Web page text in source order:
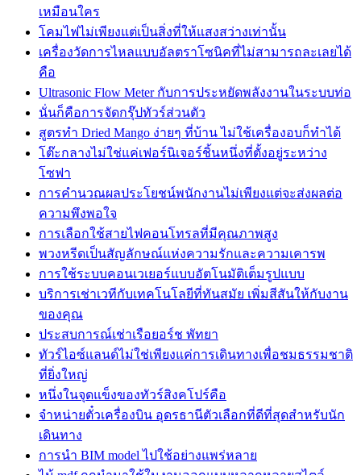
เหมือนใคร
โคมไฟไม่เพียงแต่เป็นสิ่งที่ให้แสงสว่างเท่านั้น
เครื่องวัดการไหลแบบอัลตราโซนิคที่ไม่สามารถละเลยได้
คือ
Ultrasonic Flow Meter กับการประหยัดพลังงานในระบบท่อ
นั่นก็คือการจัดกรุ๊ปทัวร์ส่วนตัว
สูตรทำ Dried Mango ง่ายๆ ที่บ้าน ไม่ใช้เครื่องอบก็ทำได้
โต๊ะกลางไม่ใช่แค่เฟอร์นิเจอร์ชิ้นหนึ่งที่ตั้งอยู่ระหว่าง
โซฟา
การคำนวณผลประโยชน์พนักงานไม่เพียงแต่จะส่งผลต่อ
ความพึงพอใจ
การเลือกใช้สายไฟคอนโทรลที่มีคุณภาพสูง
พวงหรีดเป็นสัญลักษณ์แห่งความรักและความเคารพ
การใช้ระบบคอนเวเยอร์แบบอัตโนมัติเต็มรูปแบบ
บริการเช่าเวทีกับเทคโนโลยีที่ทันสมัย เพิ่มสีสันให้กับงาน
ของคุณ
ประสบการณ์เช่าเรือยอร์ช พัทยา
ทัวร์ไอซ์แลนด์ไม่ใช่เพียงแค่การเดินทางเพื่อชมธรรมชาติ
ที่ยิ่งใหญ่
หนึ่งในจุดแข็งของทัวร์สิงคโปร์คือ
จำหน่ายตั๋วเครื่องบิน อุดรธานีตัวเลือกที่ดีที่สุดสำหรับนัก
เดินทาง
การนำ BIM model ไปใช้อย่างแพร่หลาย